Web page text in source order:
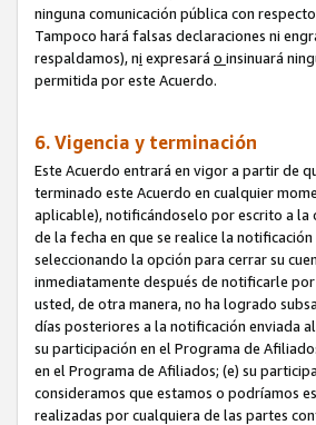
ninguna comunicación pública con
Tampoco hará falsas declaraciones ni
respaldamos), ni expresará o insinuará
permitida por este Acuerdo.
6. Vigencia y terminación
Este Acuerdo entrará en vigor a partir de
terminado este Acuerdo en cualquier
aplicable), notificándoselo por escrito a la
de la fecha en que se realice la
seleccionando la opción para cerrar su
inmediatamente después de notificarle
usted, de otra manera, no ha logrado
días posteriores a la notificación enviada
su participación en el Programa de
en el Programa de Afiliados; (e) su
consideramos que estamos o podríamos
realizadas por cualquiera de las partes